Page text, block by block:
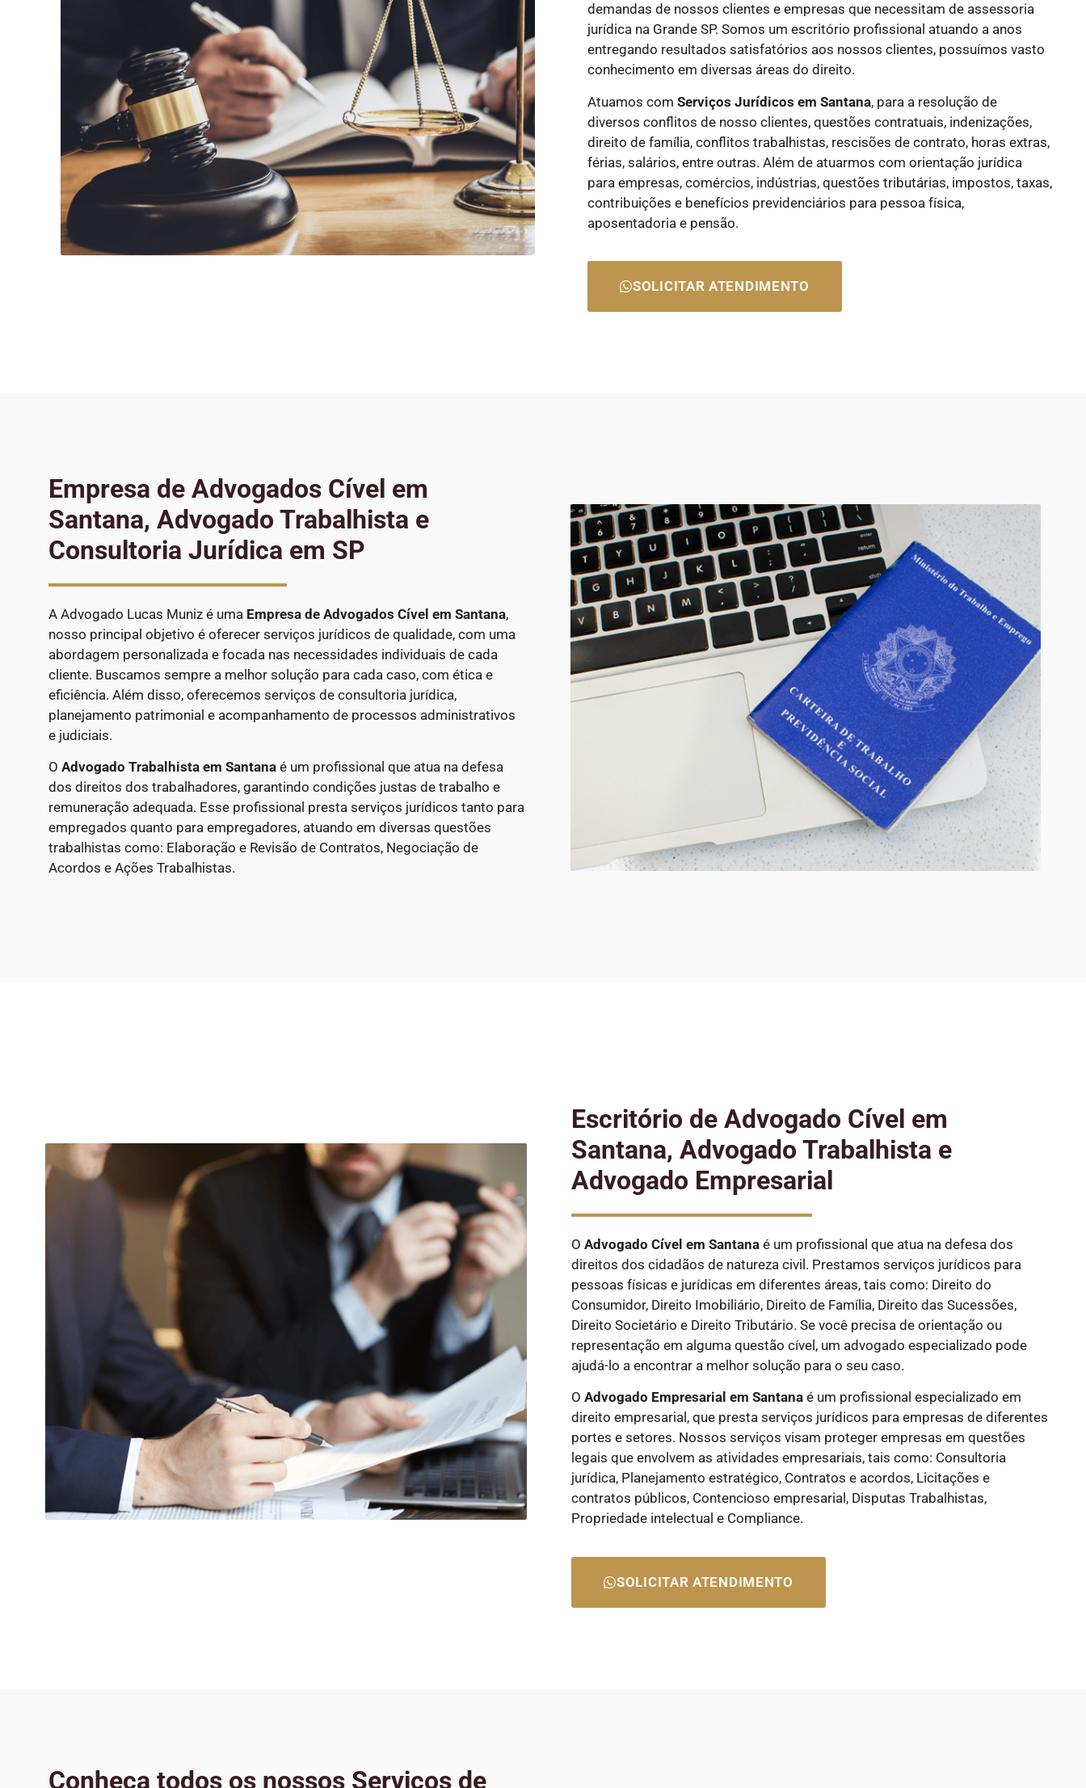
demandas de nossos clientes e empresas que necessitam de assessoria
jurídica na Grande SP. Somos um escritório profissional atuando a anos
entregando resultados satisfatórios aos nossos clientes, possuímos vasto
conhecimento em diversas áreas do direito.
Atuamos comServiços Jurídicosem Santana, para a resolução de
diversos conflitos de nosso clientes, questões contratuais, indenizações,
direito de família, conflitos trabalhistas, rescisões de contrato, horas extras,
férias, salários, entre outras. Além de atuarmos com orientação jurídica
para empresas, comércios, indústrias, questões tributárias, impostos, taxas,
contribuições e benefícios previdenciários para pessoa física,
aposentadoria e pensão.
SOLICITAR ATENDIMENTO
Empresa de Advogados Cível em
Santana, Advogado Trabalhista e
Consultoria Jurídica em SP
A Advogado Lucas Muniz é uma Empresa de Advogados Cível em Santana,
nosso principal objetivo é oferecer serviços jurídicos de qualidade, com uma
abordagem personalizada e focada nas necessidades individuais de cada
cliente. Buscamos sempre a melhor solução para cada caso, com ética e
eficiência. Além disso, oferecemos serviços de consultoria jurídica,
planejamento patrimonial e acompanhamento de processos administrativos
e judiciais.
O Advogado Trabalhista em Santana é um profissional que atua na defesa
dos direitos dos trabalhadores, garantindo condições justas de trabalho e
remuneração adequada. Esse profissional presta serviços jurídicos tanto para
empregados quanto para empregadores, atuando em diversas questões
trabalhistas como: Elaboração e Revisão de Contratos, Negociação de
Acordos e Ações Trabalhistas.
Escritório de Advogado Cível em
Santana, Advogado Trabalhista e
Advogado Empresarial
OAdvogado Cívelem Santana é um profissional que atua na defesa dos
direitos dos cidadãos de natureza civil. Prestamos serviços jurídicos para
pessoas físicas e jurídicas em diferentes áreas, tais como: Direito do
Consumidor, Direito Imobiliário, Direito de Família, Direito das Sucessões,
Direito Societário e Direito Tributário. Se você precisa de orientação ou
representação em alguma questão cível, um advogado especializado pode
ajudá-lo a encontrar a melhor solução para o seu caso.
OAdvogado Empresarial em Santana é um profissional especializado em
direito empresarial, que presta serviços jurídicos para empresas de diferentes
portes e setores. Nossos serviços visam proteger empresas em questões
legais que envolvem as atividades empresariais, tais como: Consultoria
jurídica, Planejamento estratégico, Contratos e acordos, Licitações e
contratos públicos, Contencioso empresarial, Disputas Trabalhistas,
Propriedade intelectual e Compliance.
SOLICITAR ATENDIMENTO
Conheça todos os nossos Serviços de